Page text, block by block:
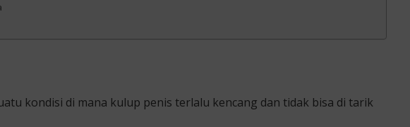
kondisi di mana kulup penis terlalu kencang dan tidak bisa di tarik